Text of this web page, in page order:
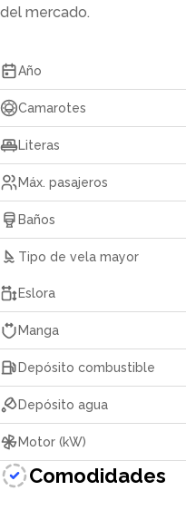
del mercado.
Año
Camarotes
Literas
Máx. pasajeros
Baños
Tipo de vela mayor
Eslora
Manga
Depósito combustible
Depósito agua
Motor (kW)
Comodidades